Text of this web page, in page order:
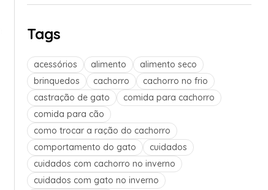
Tags
acessórios alimento
alimento seco
brinquedos
cachorro
cachorro no frio
castração de gato
comida para cachorro
comida para cão
como trocar a ração do cachorro
comportamento do gato
cuidados
cuidados com cachorro no inverno
cuidados com gato no inverno